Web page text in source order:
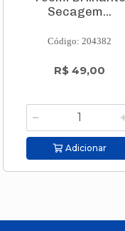
Secagem...
Código: 204382
R$ 49,00
Adicionar